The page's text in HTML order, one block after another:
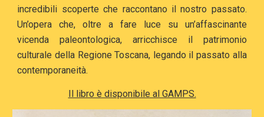
incredibili scoperte che raccontano il nostro passato.
Un’opera che, oltre a fare luce su un’affascinante
vicenda paleontologica, arricchisce il patrimonio
culturale della Regione Toscana, legando il passato alla
contemporaneità.
Il libro è disponibile al GAMPS.